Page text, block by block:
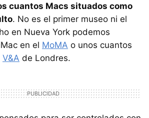
cuantos Macs situados como
. No es el primer museo ni el
en Nueva York podemos
en el MoMA o unos cuantos
V&A de Londres.